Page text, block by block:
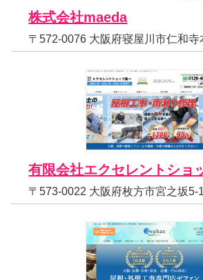
株式会社maeda
〒572-0076 大阪府寝屋川市仁和寺
有限会社エクセレントショ
〒573-0022 大阪府枚方市宮之坂5-